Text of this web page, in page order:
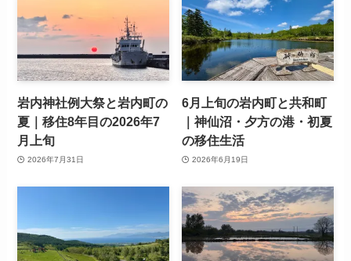
岩内神社例大祭と岩内町の
夏｜移住8年目の2026年7
月上旬
2026年7月31日
6月上旬の岩内町と共和町
｜神仙沼・夕方の港・初夏
の移住生活
2026年6月19日